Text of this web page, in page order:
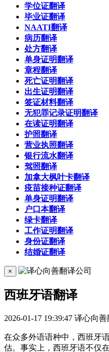
学位证翻译
毕业证翻译
NAATI翻译
病历翻译
处方翻译
单身证明翻译
章程翻译
死亡证明翻译
出生证明翻译
签证材料翻译
无犯罪记录证明翻译
在读证明翻译
护照翻译
营业执照翻译
银行流水翻译
驾照翻译
加拿大枫叶卡翻译
疫苗接种证翻译
单身证明翻译
户口本翻译
绿卡翻译
工作证明翻译
身份证翻译
结婚证翻译
×
西班牙语翻译
2026-01-17 19:39:47 译心向善
在众多外语语种中，西班牙
估。事实上，西班牙语不仅